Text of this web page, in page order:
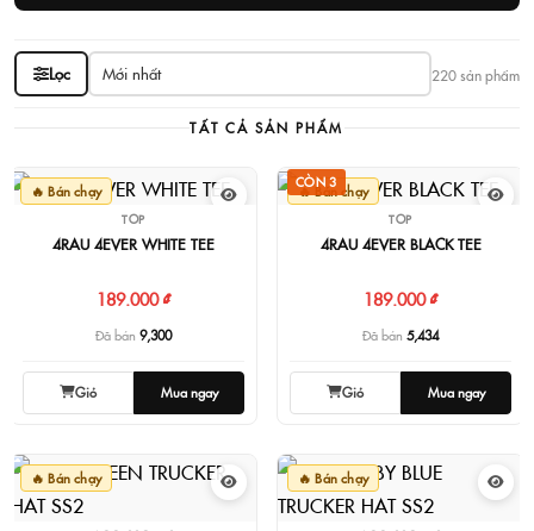
Lọc 220 sản phẩm
TẤT CẢ SẢN PHẨM
🔥 Bán chạy
TOP
4RAU 4EVER WHITE TEE
189.000 ₫
Đã bán 9,300
Giỏ Mua ngay
🔥 Bán chạy
CÒN 3
TOP
4RAU 4EVER BLACK TEE
189.000 ₫
Đã bán 5,434
Giỏ Mua ngay
🔥 Bán chạy 🔥 Bán chạy